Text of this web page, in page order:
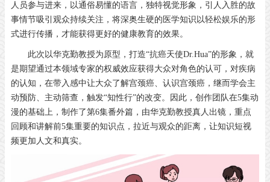
人员参与进来，以通俗易懂的语言，独特视觉形象，引人入胜的故
事情节吸引观众持续关注，将深奥生硬的医学知识以轻松娱乐的形
式进行传播，才能获得更好的健康教育的效果。
此次以华克勤教授为原型，打造“抗癌天使Dr.Hua”的形象，就
是期望通过本领域专家的权威效应获得大众对角色的认可，对疾病
的认知，在带入感中让大众了解宫颈癌、认识宫颈癌，继而学会主
动预防、主动筛查，触发“知性行”的改变。因此，创作团队在5集动
漫的基础上，制作了第6集番外篇，由华克勤教授真人出镜，重点
回顾和讲解前5集重要的知识点，拉近与观众的距离，让知识短视
频更加人文和真实。